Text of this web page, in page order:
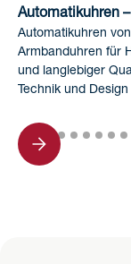
Automatikuhren
Automatikuhren
Armbanduhren für
und langlebiger
Technik und